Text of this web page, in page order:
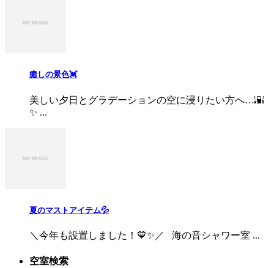
癒しの景色💓
美しい夕日とグラデーションの空に浸りたい方へ…🌇
✨ ...
夏のマストアイテム💦
＼今年も設置しました！💙✨／ 海の音シャワー室 ...
空室検索